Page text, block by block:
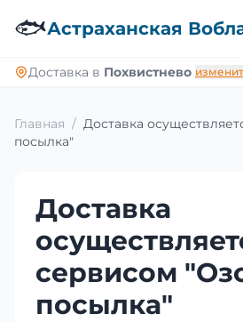
🐟Астраханская
Доставка в Похвистнево
Главная / Доставка
посылка"
Доставка
сервисом
посылка"